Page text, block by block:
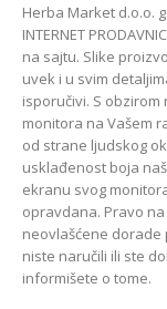
Herba Market d.o.o.
INTERNET
na sajtu. Slike
uvek i u svim
isporučivi. S
monitora na Vašem
od strane ljudskog
usklađenost boja
ekranu svog
opravdana. Pravo
neovlašćene dorade
niste naručili ili ste
informišete o tome.